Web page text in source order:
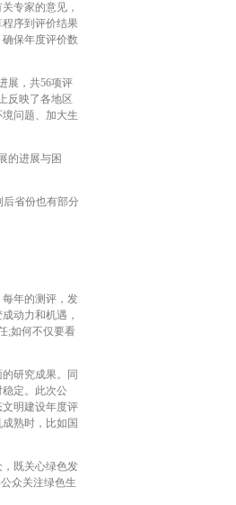
专家的意见，
序到评价结果
保年度评价数
展，共56项评
反映了各地区
问题、加大生
的进展与困
省份也有部分
年的测评，发
动力和机遇，
;如何不仅要看
研究成果。同
定。此次公
明建设年度评
熟时，比如国
既关心绿色发
众关注绿色生